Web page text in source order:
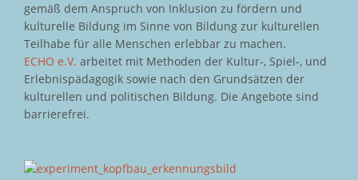
gemäß dem Anspruch von Inklusion zu fördern und
kulturelle Bildung im Sinne von Bildung zur kulturellen
Teilhabe für alle Menschen erlebbar zu machen.
ECHO e.V. arbeitet mit Methoden der Kultur-, Spiel-, und
Erlebnispädagogik sowie nach den Grundsätzen der
kulturellen und politischen Bildung. Die Angebote sind
barrierefrei.